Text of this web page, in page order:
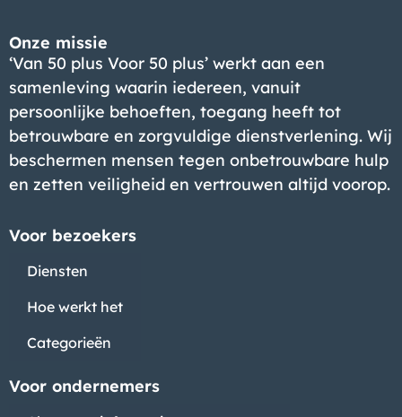
Bedrijf
Onze missie
‘Van 50 plus Voor 50 plus’ werkt aan een
samenleving waarin iedereen, vanuit
persoonlijke behoeften, toegang heeft tot
betrouwbare en zorgvuldige dienstverlening. Wij
beschermen mensen tegen onbetrouwbare hulp
en zetten veiligheid en vertrouwen altijd voorop.
Voor bezoekers
Diensten
Hoe werkt het
Categorieën
Voor ondernemers